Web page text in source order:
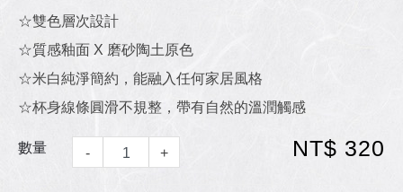
☆雙色層次設計
☆質感釉面 X 磨砂陶土原色
☆米白純淨簡約，能融入任何家居風格
☆杯身線條圓滑不規整，帶有自然的溫潤觸感
數量 - + NT$ 320